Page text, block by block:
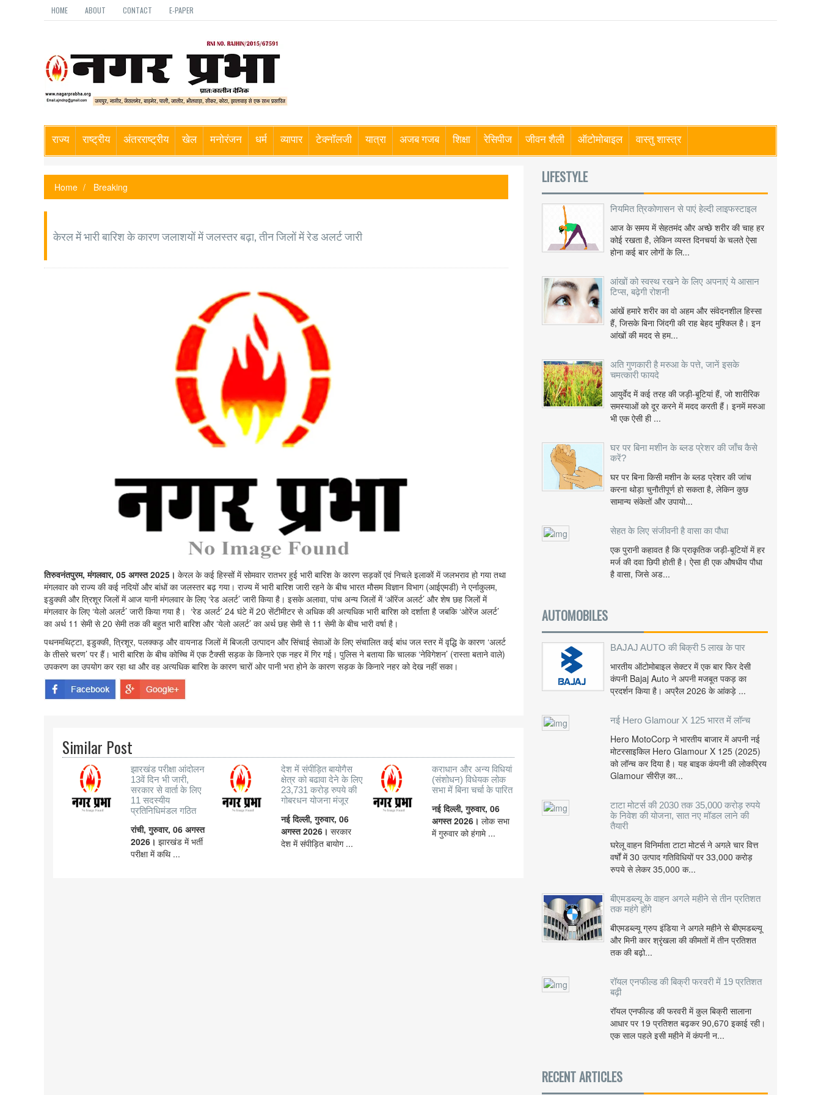
HOME ABOUT CONTACT E-PAPER
राज्य राष्ट्रीय अंतरराष्ट्रीय खेल मनोरंजन धर्म व्यापार टेक्नॉलजी यात्रा अजब गजब शिक्षा रेसिपीज जीवन शैली ऑटोमोबाइल वास्तु शास्त्र
Home Breaking
केरल में भारी बारिश के कारण जलाशयों में जलस्तर बढ़ा, तीन जिलों में रेड अलर्ट जारी
तिरुवनंतपुरम, मंगलवार, 05 अगस्त 2025। केरल के कई हिस्सों में सोमवार रातभर हुई भारी बारिश के कारण सड़कों एवं निचले इलाकों में जलभराव हो गया तथा
मंगलवार को राज्य की कई नदियों और बांधों का जलस्तर बढ़ गया। राज्य में भारी बारिश जारी रहने के बीच भारत मौसम विज्ञान विभाग (आईएमडी) ने एर्नाकुलम,
इडुक्की और त्रिशूर जिलों में आज यानी मंगलवार के लिए ‘रेड अलर्ट’ जारी किया है। इसके अलावा, पांच अन्य जिलों में ‘ऑरेंज अलर्ट’ और शेष छह जिलों में
मंगलवार के लिए ‘येलो अलर्ट’ जारी किया गया है। ‘रेड अलर्ट’ 24 घंटे में 20 सेंटीमीटर से अधिक की अत्यधिक भारी बारिश को दर्शाता है जबकि ‘ओरेंज अलर्ट’
का अर्थ 11 सेमी से 20 सेमी तक की बहुत भारी बारिश और ‘येलो अलर्ट’ का अर्थ छह सेमी से 11 सेमी के बीच भारी वर्षा है।
पथनमथिट्टा, इडुक्की, त्रिशूर, पलक्कड़ और वायनाड जिलों में बिजली उत्पादन और सिंचाई सेवाओं के लिए संचालित कई बांध जल स्तर में वृद्धि के कारण ‘अलर्ट
के तीसरे चरण’ पर हैं। भारी बारिश के बीच कोच्चि में एक टैक्सी सड़क के किनारे एक नहर में गिर गई। पुलिस ने बताया कि चालक ‘नेविगेशन’ (रास्ता बताने वाले)
उपकरण का उपयोग कर रहा था और वह अत्यधिक बारिश के कारण चारों ओर पानी भरा होने के कारण सड़क के किनारे नहर को देख नहीं सका।
Similar Post
झारखंड परीक्षा आंदोलन
13वें दिन भी जारी,
सरकार से वार्ता के लिए
11 सदस्यीय
प्रतिनिधिमंडल गठित
रांची, गुरुवार, 06 अगस्त
2026। झारखंड में भर्ती
परीक्षा में कथि ...
देश में संपीड़ित बायोगैस
क्षेत्र को बढावा देने के लिए
23,731 करोड़ रुपये की
गोबरधन योजना मंजूर
नई दिल्ली, गुरुवार, 06
अगस्त 2026।सरकार
देश में संपीड़ित बायोग ...
कराधान और अन्य विधियां
(संशोधन) विधेयक लोक
सभा में बिना चर्चा के पारित
नई दिल्ली, गुरुवार, 06
अगस्त 2026। लोक सभा
में गुरुवार को हंगामे ...
LIFESTYLE
नियमित त्रिकोणासन से पाएं हेल्दी लाइफस्टाइल
आज के समय में सेहतमंद और अच्छे शरीर की चाह हर
कोई रखता है, लेकिन व्यस्त दिनचर्या के चलते ऐसा
होना कई बार लोगों के लि...
आंखों को स्वस्थ रखने के लिए अपनाएं ये आसान
टिप्स, बढ़ेगी रोशनी
आंखें हमारे शरीर का वो अहम और संवेदनशील हिस्सा
हैं, जिसके बिना जिंदगी की राह बेहद मुश्किल है। इन
आंखों की मदद से हम...
अति गुणकारी है मरुआ के पत्ते, जानें इसके
चमत्कारी फायदे
आयुर्वेद में कई तरह की जड़ी-बूटियां हैं, जो शारीरिक
समस्याओं को दूर करने में मदद करती हैं। इनमें मरुआ
भी एक ऐसी ही ...
घर पर बिना मशीन के ब्लड प्रेशर की जाँच कैसे
करें?
घर पर बिना किसी मशीन के ब्लड प्रेशर की जांच
करना थोड़ा चुनौतीपूर्ण हो सकता है, लेकिन कुछ
सामान्य संकेतों और उपायो...
सेहत के लिए संजीवनी है वासा का पौधा
एक पुरानी कहावत है कि प्राकृतिक जड़ी-बूटियों में हर
मर्ज की दवा छिपी होती है। ऐसा ही एक औषधीय पौधा
है वासा, जिसे अड...
AUTOMOBILES
BAJAJ AUTO की बिक्री 5 लाख के पार
भारतीय ऑटोमोबाइल सेक्टर में एक बार फिर देसी
कंपनी Bajaj Auto ने अपनी मजबूत पकड़ का
प्रदर्शन किया है। अप्रैल 2026 के आंकड़े ...
नई Hero Glamour X 125 भारत में लॉन्च
Hero MotoCorp ने भारतीय बाजार में अपनी नई
मोटरसाइकिल Hero Glamour X 125 (2025)
को लॉन्च कर दिया है। यह बाइक कंपनी की लोकप्रिय
Glamour सीरीज़ का...
टाटा मोटर्स की 2030 तक 35,000 करोड़ रुपये
के निवेश की योजना, सात नए मॉडल लाने की
तैयारी
घरेलू वाहन विनिर्माता टाटा मोटर्स ने अगले चार वित्त
वर्षों में 30 उत्पाद गतिविधियों पर 33,000 करोड़
रुपये से लेकर 35,000 क...
बीएमडब्ल्यू के वाहन अगले महीने से तीन प्रतिशत
तक महंगे होंगे
बीएमडब्ल्यू ग्रुप इंडिया ने अगले महीने से बीएमडब्ल्यू
और मिनी कार श्रृंखला की कीमतों में तीन प्रतिशत
तक की बढ़ो...
रॉयल एनफील्ड की बिक्री फरवरी में 19 प्रतिशत
बढ़ी
रॉयल एनफील्ड की फरवरी में कुल बिक्री सालाना
आधार पर 19 प्रतिशत बढ़कर 90,670 इकाई रही।
एक साल पहले इसी महीने में कंपनी न...
RECENT ARTICLES